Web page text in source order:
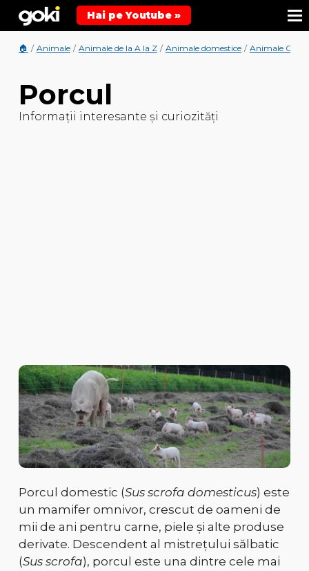
Hai pe Youtube »
🏠 / Animale / Animale de la A la Z / Animale domestice / Animale
Porcul
Informații interesante și curiozități
Porcul domestic (Sus scrofa domesticus) este
un mamifer omnivor, crescut de oameni de
mii de ani pentru carne, piele și alte produse
derivate. Descendent al mistrețului sălbatic
(Sus scrofa), porcul este una dintre cele mai